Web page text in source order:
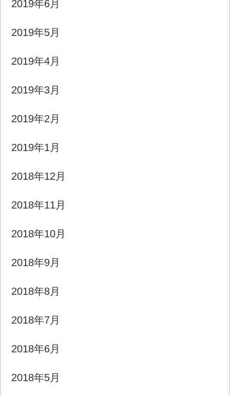
2019年6月
2019年5月
2019年4月
2019年3月
2019年2月
2019年1月
2018年12月
2018年11月
2018年10月
2018年9月
2018年8月
2018年7月
2018年6月
2018年5月